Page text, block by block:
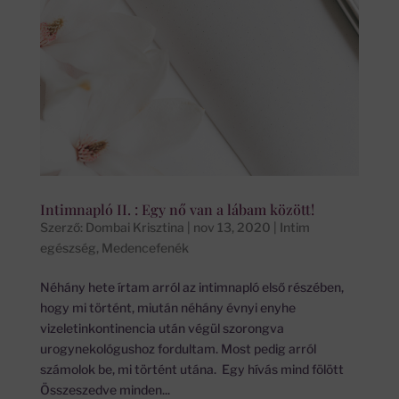
Intimnapló II. : Egy nő van a lábam között!
Szerző: Dombai Krisztina nov 13, 2020
Intim
egészség, Medencefenék
Néhány hete írtam arról az intimnapló első részében,
hogy mi történt, miután néhány évnyi enyhe
vizeletinkontinencia után végül szorongva
urogynekológushoz fordultam. Most pedig arról
számolok be, mi történt utána. Egy hívás mind fölött
Összeszedve minden...